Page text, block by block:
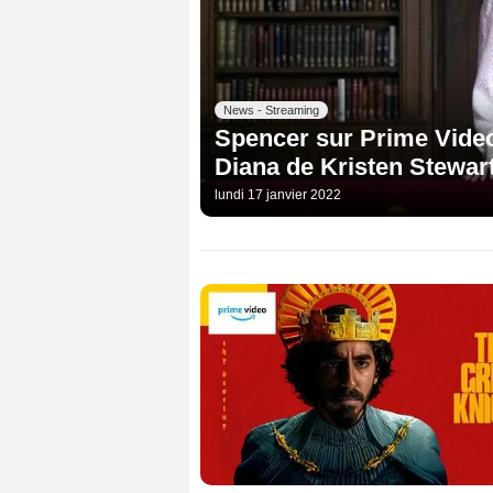
News - Streaming
Spencer sur Prime
Diana de Kristen
lundi 17 janvier 2022